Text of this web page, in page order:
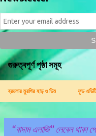
গুরুত্বপূর্ণ পৃষ্ঠা সমূহ
ব্রয়লার মুরগির হাড় ও ডিম ফুড
বাদাম এলার্জি লেবেল থাকা